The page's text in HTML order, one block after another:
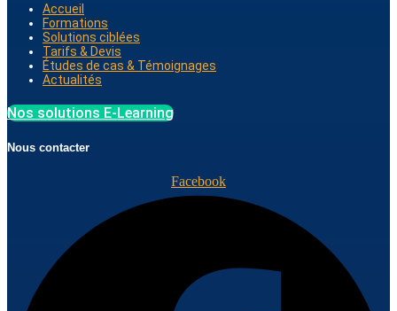
Accueil
Formations
Solutions ciblées
Tarifs & Devis
Études de cas & Témoignages
Actualités
Nos solutions E-Learning
Nous contacter
Facebook